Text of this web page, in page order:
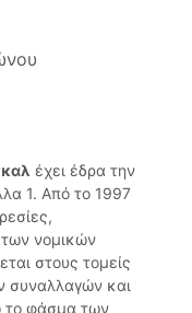
έχει έδρα την
1. Από το 1997
νομικών
στους τομείς
συναλλαγών και
το φάσμα των